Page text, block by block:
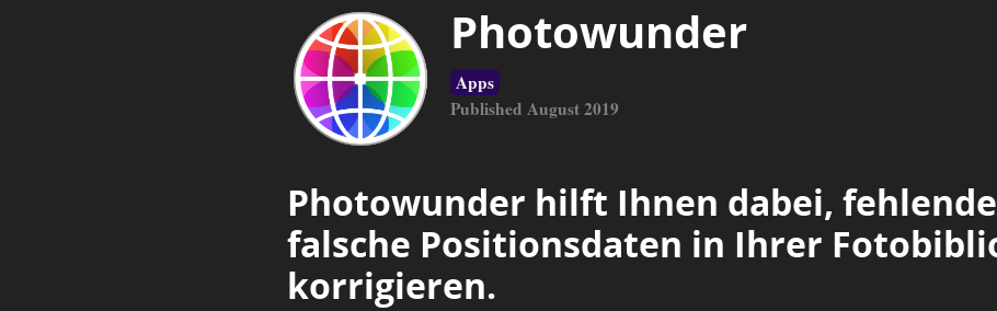
Photowunder
Apps
Published August 2019
Photowunder hilft Ihnen dabei,
falsche Positionsdaten in Ihrer
korrigieren.